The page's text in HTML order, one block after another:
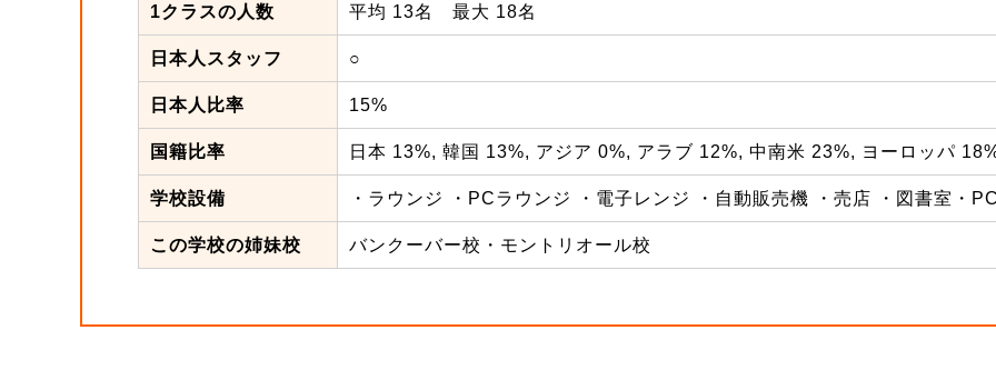
1クラスの人数 平均 13名 最大 18名
日本人スタッフ ○
日本人比率 15%
国籍比率 日本 13%, 韓国 13%, アジア 0%, アラブ 12%, 中南米 23%, ヨーロッパ
学校設備 ・ラウンジ ・PCラウンジ ・電子レンジ ・自動販売機 ・売店 ・図書室・
この学校の姉妹校 バンクーバー校・モントリオール校